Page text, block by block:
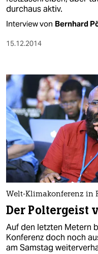
durchaus aktiv.
Interview von Bernhard
15.12.2014
Welt-Klimakonferenz in
Der Poltergeist
Auf den letzten Metern
Konferenz doch noch
am Samstag